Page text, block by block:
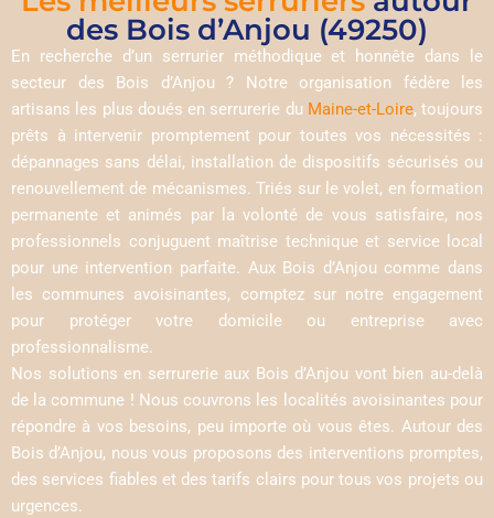
des Bois d’Anjou (49250)
En recherche d’un serrurier méthodique et honnête dans le
secteur des Bois d’Anjou ? Notre organisation fédère les
artisans les plus doués en serrurerie du Maine-et-Loire, toujours
prêts à intervenir promptement pour toutes vos nécessités :
dépannages sans délai, installation de dispositifs sécurisés ou
renouvellement de mécanismes. Triés sur le volet, en formation
permanente et animés par la volonté de vous satisfaire, nos
professionnels conjuguent maîtrise technique et service local
pour une intervention parfaite. Aux Bois d’Anjou comme dans
les communes avoisinantes, comptez sur notre engagement
pour protéger votre domicile ou entreprise avec
professionnalisme.
Nos solutions en serrurerie aux Bois d’Anjou vont bien au-delà
de la commune ! Nous couvrons les localités avoisinantes pour
répondre à vos besoins, peu importe où vous êtes. Autour des
Bois d’Anjou, nous vous proposons des interventions promptes,
des services fiables et des tarifs clairs pour tous vos projets ou
urgences.